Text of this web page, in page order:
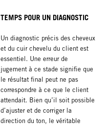
TEMPS POUR UN DIAGNOSTIC
Un diagnostic précis des cheveux
et du cuir chevelu du client est
essentiel. Une erreur de
jugement à ce stade signifie que
le résultat final peut ne pas
correspondre à ce que le client
attendait. Bien qu’il soit possible
d’ajuster et de corriger la
direction du ton, le véritable